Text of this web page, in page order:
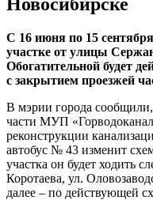
С 16 июня по 15
участке от улицы
Обогатительной будет
с закрытием проезжей
В мэрии города сообщили,
части МУП
реконструкции
автобус № 43 изменит
участка он будет ходить
Коротаева, ул.
далее – по действующей